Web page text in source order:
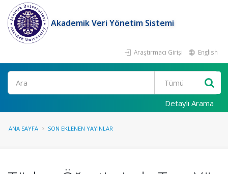
Akademik Veri Yönetim Sistemi
Araştırmacı Girişi English
Ara
Detaylı Arama
ANA SAYFA SON EKLENEN YAYINLAR